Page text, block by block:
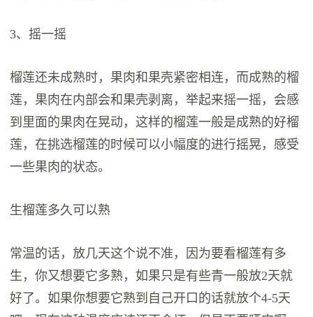
3、摇一摇
榴莲还未成熟时，果肉和果壳紧密相连，而成熟的榴
莲，果肉在内部会和果壳剥离，举起来摇一摇，会感
到里面的果肉在晃动，这样的榴莲一般是成熟的好榴
莲，在挑选榴莲的时候可以小幅度的进行摇晃，感受
一些果肉的状态。
生榴莲多久可以熟
常温的话，放几天这个说不准，因为要看榴莲有多
生，你又想要它多熟，如果只是有些青一般放2天就
好了。如果你想要它熟到自己开口的话就放个4-5天